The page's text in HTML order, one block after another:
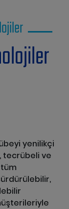
yenilikçi
tecrübeli ve